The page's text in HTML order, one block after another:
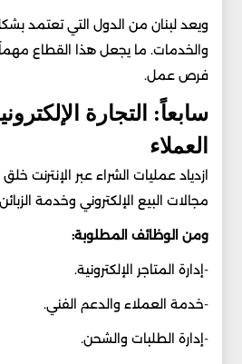
ويعد لبنان من الدول التي تعتمد
والخدمات. ما يجعل هذا القطاع
فرص عمل.
سابعاً: التجارة
العملاء
ازدياد عمليات الشراء عبر الإنترنت
مجالات البيع الإلكتروني وخدمة
ومن الوظائف المطلوبة:
-إدارة المتاجر الإلكترونية.
-خدمة العملاء والدعم الفني.
-إدارة الطلبات والشحن.